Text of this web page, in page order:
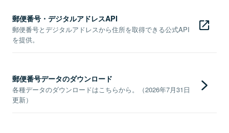
郵便番号・デジタルアドレスAPI
郵便番号とデジタルアドレスから住所を取得できる公式API
を提供。
郵便番号データのダウンロード
各種データのダウンロードはこちらから。（2026年7月31日
更新）